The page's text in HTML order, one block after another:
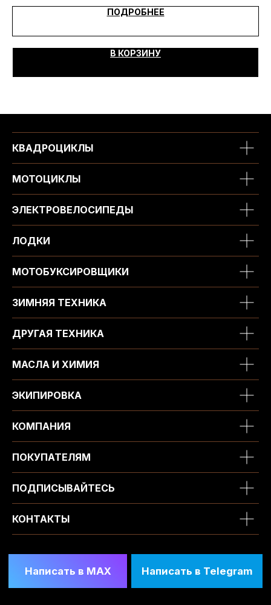
ПОДРОБНЕЕ
В КОРЗИНУ
КВАДРОЦИКЛЫ
МОТОЦИКЛЫ
ЭЛЕКТРОВЕЛОСИПЕДЫ
ЛОДКИ
МОТОБУКСИРОВЩИКИ
ЗИМНЯЯ ТЕХНИКА
ДРУГАЯ ТЕХНИКА
МАСЛА И ХИМИЯ
ЭКИПИРОВКА
КОМПАНИЯ
ПОКУПАТЕЛЯМ
ПОДПИСЫВАЙТЕСЬ
КОНТАКТЫ